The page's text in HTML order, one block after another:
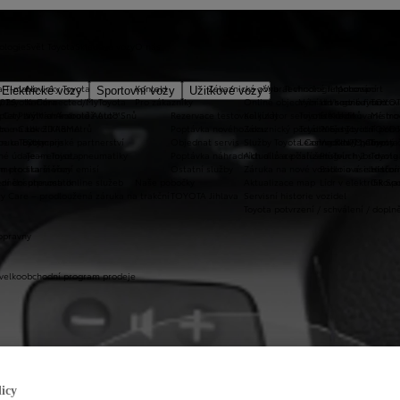
Elektrické vozy Sportovní vozy
Užitkové vozyVybrat vhodné financování
Leasing KINTO One
pro starší vozy
program prodeje
Zákaznická zóna
Online objednání do servisu
Služby Toyota Connected/MyToyota
Aktualizace zařízení Touch 2 s
Toyota potvrzení / schválení /
T-mate
Toyota Connected/MyToyota
CarPlay™ a Android Auto™
metodika měření emisí
Novinky Toyota
Kariéra
Výtvarná soutěž Auto Snů
Olympijské partnerství
Kontakt
Pro zákazníky
Rezervace testovací jízdy
Poptávka náhradních dílů a příslušenství